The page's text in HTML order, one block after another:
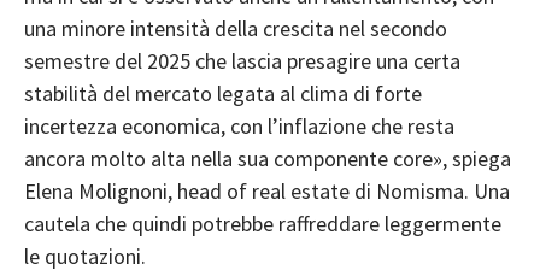
una minore intensità della crescita nel secondo
semestre del 2025 che lascia presagire una certa
stabilità del mercato legata al clima di forte
incertezza economica, con l’inflazione che resta
ancora molto alta nella sua componente core», spiega
Elena Molignoni, head of real estate di Nomisma. Una
cautela che quindi potrebbe raffreddare leggermente
le quotazioni.